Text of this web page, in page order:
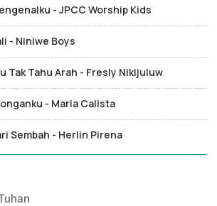
- JPCC Worship Kids
- Niniwe Boys
Tak Tahu Arah - Fresly Nikijuluw
- Maria Calista
Sembah - Herlin Pirena